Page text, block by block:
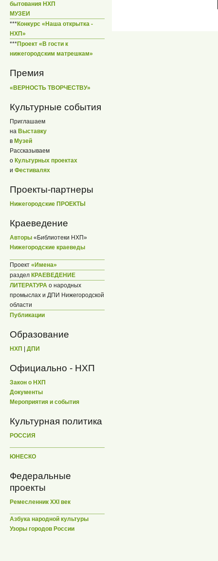
бытования НХП
МУЗЕИ
***Конкурс «Наша открытка -
НХП»
***Проект «В гости к
нижегородским матрешкам»
Премия
«ВЕРНОСТЬ ТВОРЧЕСТВУ»
Культурные события
Приглашаем
на Выставку
в Музей
Рассказываем
о Культурных проектах
и Фестивалях
Проекты-партнеры
Нижегородские ПРОЕКТЫ
Краеведение
Авторы «Библиотеки НХП»
Нижегородские краеведы
Проект «Имена»
раздел КРАЕВЕДЕНИЕ
ЛИТЕРАТУРА о народных
промыслах и ДПИ Нижегородской
области
Публикации
Образование
НХП | ДПИ
Официально - НХП
Закон о НХП
Документы
Мероприятия и события
Культурная политика
РОССИЯ
ЮНЕСКО
Федеральные
проекты
Ремесленник XXI век
Азбука народной культуры
Узоры городов России